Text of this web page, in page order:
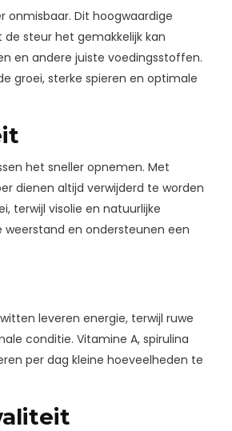
onmisbaar. Dit hoogwaardige
steur het gemakkelijk kan
en andere juiste voedingsstoffen.
groei, sterke spieren en optimale
het sneller opnemen. Met
dienen altijd verwijderd te worden
terwijl visolie en natuurlijke
en ondersteunen een
leveren energie, terwijl ruwe
conditie. Vitamine A, spirulina
per dag kleine hoeveelheden te